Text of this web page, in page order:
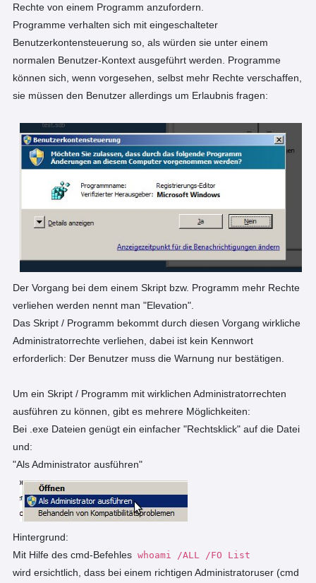
Rechte von einem Programm anzufordern.
Programme verhalten sich mit eingeschalteter
Benutzerkontensteuerung so, als würden sie unter einem
normalen Benutzer-Kontext ausgeführt werden. Programme
können sich, wenn vorgesehen, selbst mehr Rechte verschaffen,
sie müssen den Benutzer allerdings um Erlaubnis fragen:
Der Vorgang bei dem einem Skript bzw. Programm mehr Rechte
verliehen werden nennt man "Elevation".
Das Skript / Programm bekommt durch diesen Vorgang wirkliche
Administratorrechte verliehen, dabei ist kein Kennwort
erforderlich: Der Benutzer muss die Warnung nur bestätigen.
Um ein Skript / Programm mit wirklichen Administratorrechten
ausführen zu können, gibt es mehrere Möglichkeiten:
Bei .exe Dateien genügt ein einfacher "Rechtsklick" auf die Datei
und:
"Als Administrator ausführen"
Hintergrund:
Mit Hilfe des cmd-Befehles whoami /ALL /FO List
wird ersichtlich, dass bei einem richtigen Administratoruser (cmd